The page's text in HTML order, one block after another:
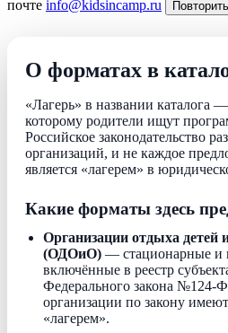
почте info@kidsincamp.ru
О форматах в
«Лагерь» в названии каталога
которому родители ищут
Российское законодательство
организаций, и не каждое
является «лагерем» в
Какие форматы здесь
Организации отдыха детей
(ОДОиО) — стационарные и
включённые в реестр
Федерального закона №124-
организации по закону
«лагерем».